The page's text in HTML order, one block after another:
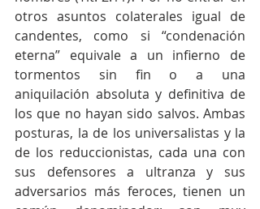
otros asuntos colaterales igual de
candentes, como si “condenación
eterna” equivale a un infierno de
tormentos sin fin o a una
aniquilación absoluta y definitiva de
los que no hayan sido salvos. Ambas
posturas, la de los universalistas y la
de los reduccionistas, cada una con
sus defensores a ultranza y sus
adversarios más feroces, tienen un